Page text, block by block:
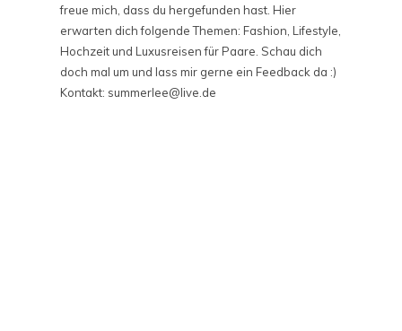
freue mich, dass du hergefunden hast. Hier
erwarten dich folgende Themen: Fashion, Lifestyle,
Hochzeit und Luxusreisen für Paare. Schau dich
doch mal um und lass mir gerne ein Feedback da :)
Kontakt: summerlee@live.de